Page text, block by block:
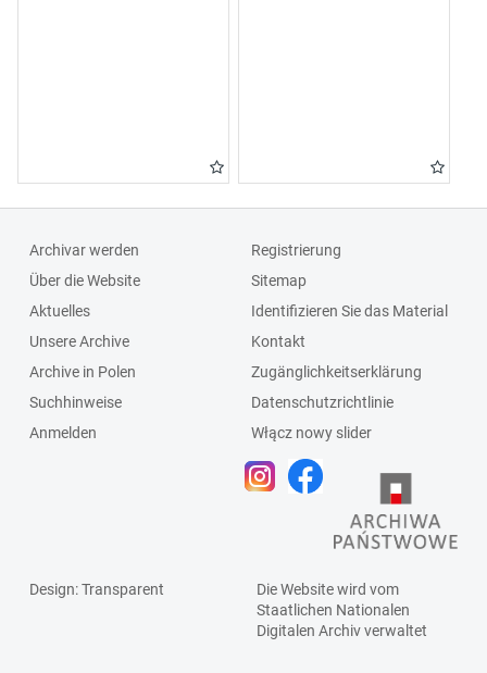
Archivar werden
Über die Website
Aktuelles
Unsere Archive
Archive in Polen
Suchhinweise
Anmelden
Registrierung
Sitemap
Identifizieren Sie das Material
Kontakt
Zugänglichkeitserklärung
Datenschutzrichtlinie
Włącz nowy slider
Design: Transparent
Die Website wird vom
Staatlichen Nationalen
Digitalen Archivverwaltet